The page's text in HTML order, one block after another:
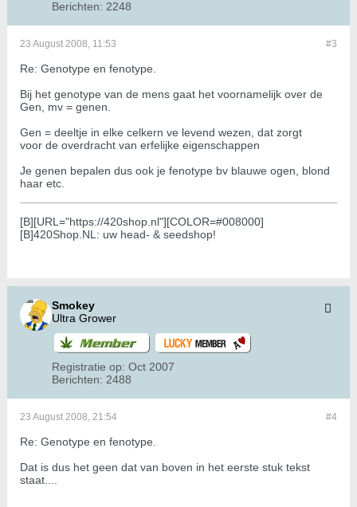
Berichten: 2248
#3
23 August 2008, 11:53
Re: Genotype en fenotype.
Bij het genotype van de mens gaat het voornamelijk over de
Gen, mv = genen.
Gen = deeltje in elke celkern ve levend wezen, dat zorgt
voor de overdracht van erfelijke eigenschappen
Je genen bepalen dus ook je fenotype bv blauwe ogen, blond
haar etc.
[B][URL="https://420shop.nl"][COLOR=#008000]
[B]420Shop.NL: uw head- & seedshop!
Smokey
Ultra Grower
Registratie op: Oct 2007
Berichten: 2488
#4
23 August 2008, 21:54
Re: Genotype en fenotype.
Dat is dus het geen dat van boven in het eerste stuk tekst
staat....